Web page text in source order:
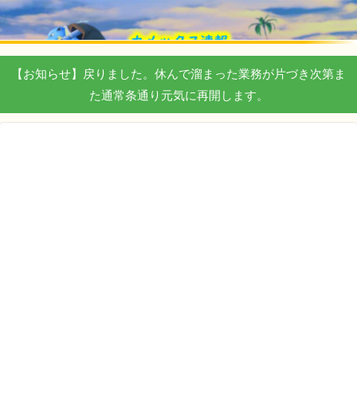
【お知らせ】戻りました。休んで溜まった業務が片づき次第ま
た通常条通り元気に再開します。